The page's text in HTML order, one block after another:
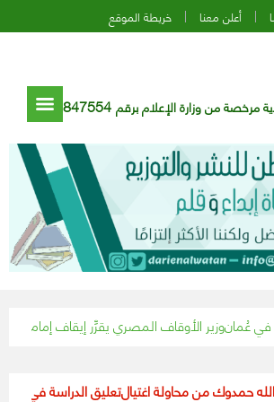
أعلن معنا خريطة الموقع
مرخصة من وزارة الإعلام برقم 847554
وزير الأوقاف المصري يقرِّر إيقاف إمام مسجد تجاوز الـ١٥ دقيقة في خطبة
من محاولة اغتيالتعليق الدراسة في جميع